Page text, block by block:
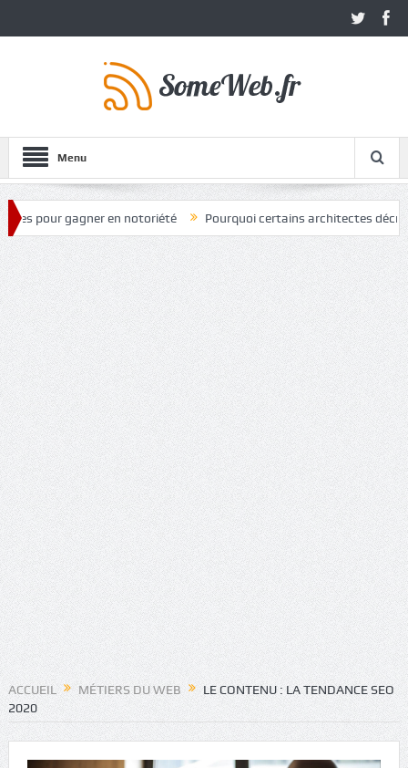
Menu
gagner en notoriété Pourquoi certains architectes décrochent
ACCUEIL MÉTIERS DU WEB
LE CONTENU : LA TENDANCE SEO
2020